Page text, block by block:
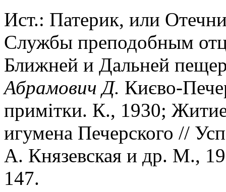
Ист.: Патерик, или
Службы преподобным
Ближней и Дальней
Абрамович Д. Києво-
примiтки. К., 1930;
игумена Печерского //
А. Князевская и др. М.,
147.